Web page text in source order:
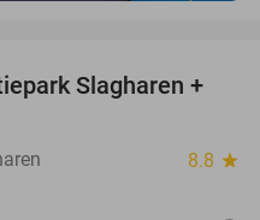
41%
Slagharen +
8.8 star